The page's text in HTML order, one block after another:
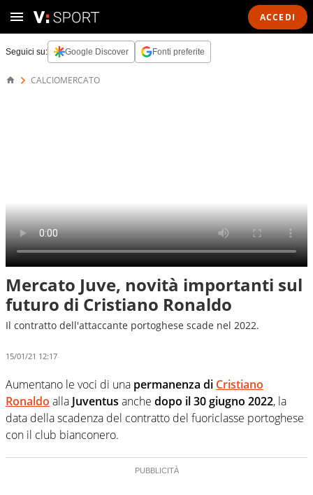
ACCEDI
Seguici su: Google Discover Fonti preferite
CALCIOMERCATO
Mercato Juve, novità importanti sul
futuro di Cristiano Ronaldo
Il contratto dell'attaccante portoghese scade nel 2022.
15/01/21 12:17
Aumentano le voci di una permanenza di Cristiano
Ronaldo alla Juventus anche dopo il 30 giugno 2022, la
data della scadenza del contratto del fuoriclasse portoghese
con il club bianconero.